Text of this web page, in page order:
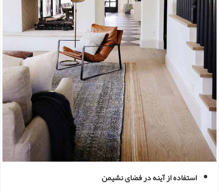
استفاده از آینه در فضای نشیمن